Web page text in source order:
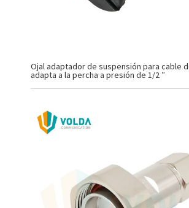
Ojal adaptador de suspensión para cable
adapta a la percha a presión de 1/2 ″